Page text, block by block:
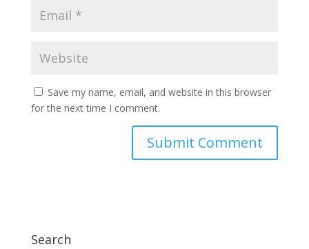
Save my name, email, and website in this browser
for the next time I comment.
Search